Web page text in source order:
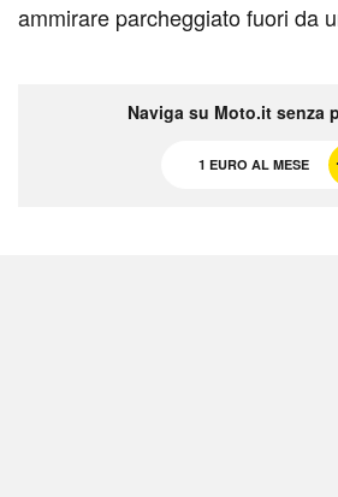
ammirare parcheggiato fuori da
Naviga su Moto.it senza
1 EURO AL MESE